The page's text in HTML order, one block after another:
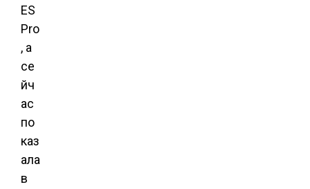
ES
Pro
, а
се
йч
ас
по
каз
ала
в